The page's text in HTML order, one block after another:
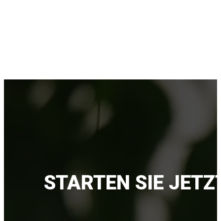
STARTEN SIE